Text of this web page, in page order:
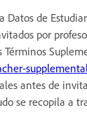
Datos de
por
antes de
se recopila a